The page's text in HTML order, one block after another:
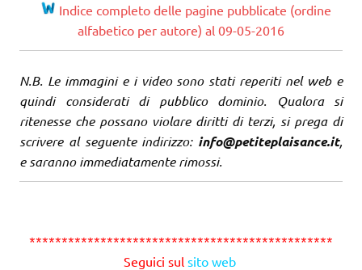
Indice completo delle pagine pubblicate (ordine
alfabetico per autore) al 09-05-2016
N.B. Le immagini e i video sono stati reperiti nel web e
quindi considerati di pubblico dominio. Qualora si
ritenesse che possano violare diritti di terzi, si prega di
scrivere al seguente indirizzo: info@petiteplaisance.it,
e saranno immediatamente rimossi.
***********************************************
Seguici sul sito web